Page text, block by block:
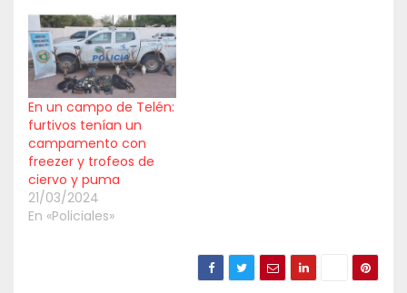
En un campo de Telén:
furtivos tenían un
campamento con
freezer y trofeos de
ciervo y puma
21/03/2024
En «Policiales»